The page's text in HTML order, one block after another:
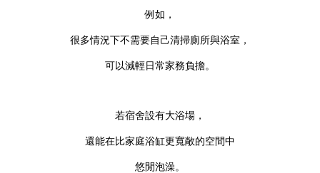
例如，
很多情況下不需要自己清掃廁所與浴室，
可以減輕日常家務負擔。
若宿舍設有大浴場，
還能在比家庭浴缸更寬敞的空間中
悠閒泡澡。